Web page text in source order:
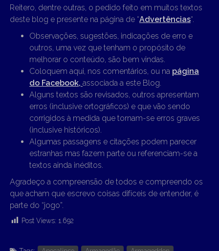
Reitero, dentre outras, o pedido feito em muitos textos
deste blog e presente na página de “Advertências“.
Observações, sugestões, indicações de erro e
outros, uma vez que tenham o propósito de
melhorar o conteúdo, são bem vindas.
Coloquem aqui, nos comentários, ou na página
do Facebook, associada a este Blog.
Alguns textos são revisados, outros apresentam
erros (inclusive ortográficos) e que vão sendo
corrigidos à medida que tornam-se erros graves
(inclusive históricos).
Algumas passagens e citações podem parecer
estranhas mas fazem parte ou referenciam-se a
textos ainda inéditos.
Agradeço a compreensão de todos e compreendo os
que acham que escrevo coisas difíceis de entender, é
parte do “jogo”.
Post Views: 1.692